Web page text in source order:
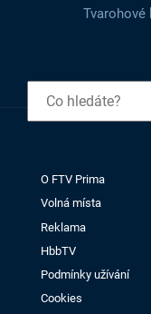
Tvarohové
O FTV Prima
Volná místa
Reklama
HbbTV
Podmínky užívání
Cookies